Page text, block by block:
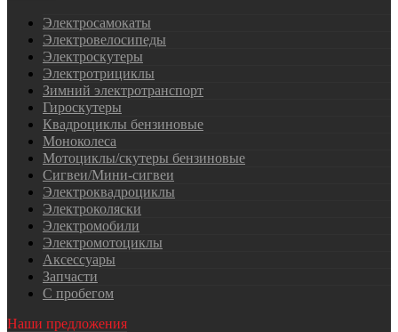
Электросамокаты
Электровелосипеды
Электроскутеры
Электротрициклы
Зимний электротранспорт
Гироскутеры
Квадроциклы бензиновые
Моноколеса
Мотоциклы/скутеры бензиновые
Сигвеи/Мини-сигвеи
Электроквадроциклы
Электроколяски
Электромобили
Электромотоциклы
Аксессуары
Запчасти
С пробегом
Наши предложения